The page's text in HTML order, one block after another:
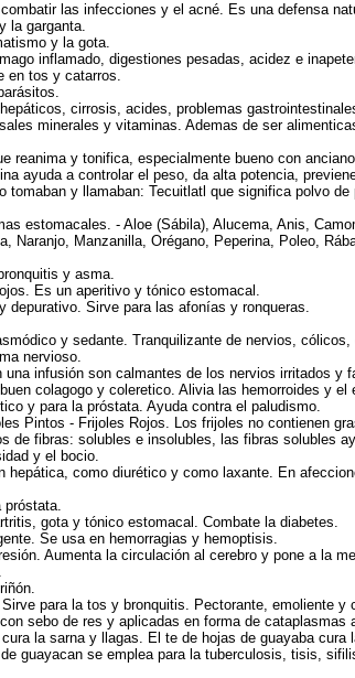
las infecciones y el acné. Es una defensa
la garganta.
y la gota.
inflamado, digestiones pesadas, acidez e
en tos y catarros.
cirrosis, acides, problemas
minerales y vitaminas. Ademas de ser
reanima y tonifica, especialmente bueno con
ayuda a controlar el peso, da alta potencia,
y llamaban: Tecuitlatl que significa polvo
estomacales. - Aloe (Sábila), Alucema, Anis,
Naranjo, Manzanilla, Orégano, Peperina, Poleo,
y asma.
Es un aperitivo y tónico estomacal.
depurativo. Sirve para las afonías y ronqueras.
y sedante. Tranquilizante de nervios,
nervioso.
infusión son calmantes de los nervios irritados y
colagogo y coleretico. Alivia las hemorroides y el
y para la próstata. Ayuda contra el paludismo.
Pintos - Frijoles Rojos. Los frijoles no contienen
de fibras: solubles e insolubles, las fibras solubles
y el bocio.
hepática, como diurético y como laxante. En
próstata.
gota y tónico estomacal. Combate la diabetes.
Se usa en hemorragias y hemoptisis.
Aumenta la circulación al cerebro y pone a la
para la tos y bronquitis. Pectorante, emoliente y
sebo de res y aplicadas en forma de cataplasmas
la sarna y llagas. El te de hojas de guayaba
guayacan se emplea para la tuberculosis, tisis,